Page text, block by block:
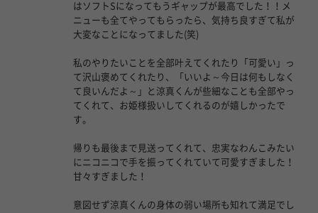
はソフトSになってもうギャップが最高でした！！メ
ニューも全てやってもらったら、気持ち良すぎて私が
大変なことになってました(笑)
私のやりたいことを全部叶えてくれたり「可愛い」っ
て沢山褒めてくれたり、「いいよ～今日は何もしなく
て良いんだよ～」と涼真くんが些細なことも全部やっ
てくれて、お姫様扱いしてくれるのが嬉しかったで
す。
帰りも最後まで見送ってくれて、忠実なわんこみたい
にニコニコで手を振ってくれていて可愛すぎました！
甘々すぎました！
意図せず涼真くんの身体の弱い場所も知れて満足でし